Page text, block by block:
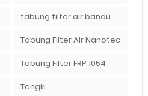
tabung filter air bandung
Tabung Filter Air Nanotec
Tabung Filter FRP 1054
Tangki